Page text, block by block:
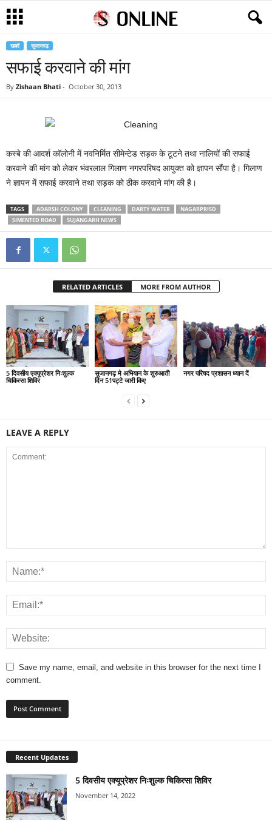
खबरें सुजानगढ़
सफाई करवाने की मांग
By Zishaan Bhati - October 30, 2013
कस्बे की आदर्श कॉलोनी में नवनिर्मित सीमेन्टेड सड़क के टूटने तथा नालियों की सफाई
करवाने की मांग को लेकर भंवरलाल गिलाण नगरपरिषद आयुक्त को ज्ञापन सौंपा है। गिलाण
ने ज्ञापन में सफाई करवाने तथा सड़क को ठीक करवाने मांग की है।
TAGS ADARSH COLONY CLEANING DARTY WATER
NAGARPRISD
SIMENTED ROAD
SUJANGARH NEWS
RELATED ARTICLES MORE FROM AUTHOR
5 दिवसीय एक्यूप्रेशर निःशुल्क
चिकित्सा शिविर
सुजानगढ़ मे अभियान के शुरुआती
दिन 51पट्टे जारी किए
नगर परिषद प्रशासन ध्यान दें
LEAVE A REPLY
Save my name, email, and website in this browser for the next time I
comment.
Recent Updates
5 दिवसीय एक्यूप्रेशर निःशुल्क चिकित्सा शिविर
November 14, 2022